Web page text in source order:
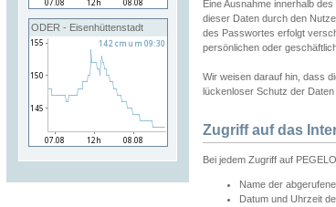
ODER - Eisenhüttenstadt
Eine Ausnahme innerhalb
dieser Daten durch den
des Passwortes erfolgt
persönlichen oder
Wir weisen darauf hin, dass
lückenloser Schutz der
Zugriff auf das
Bei jedem Zugriff auf
Name der
Datum und Uhrzeit